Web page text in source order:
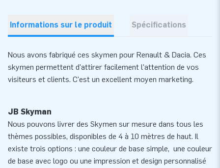
Informations sur le produit Spécifications
Nous avons fabriqué ces skymen pour Renault & Dacia. Ces
skymen permettent d'attirer facilement l'attention de vos
visiteurs et clients. C'est un excellent moyen marketing.
JB Skyman
Nous pouvons livrer des Skymen sur mesure dans tous les
thèmes possibles, disponibles de 4 à 10 mètres de haut. Il
existe trois options : une couleur de base simple, une couleur
de base avec logo ou une impression et design personnalisé